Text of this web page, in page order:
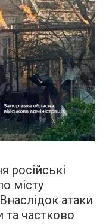
російські
місту
атаки
та частково